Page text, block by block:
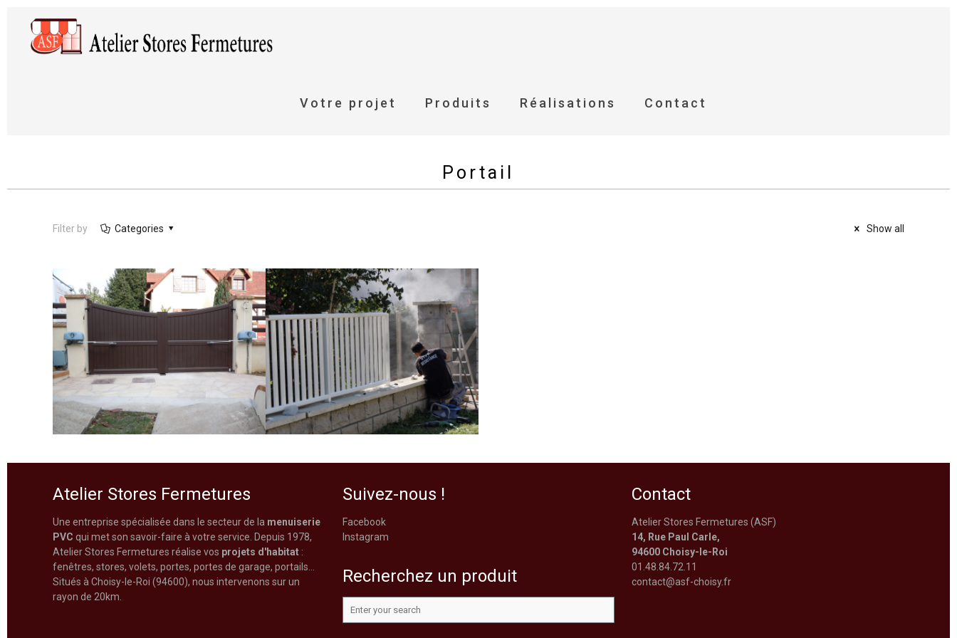
Votre projet Produits Réalisations Contact
Portail
Filter by Categories Show all
Atelier Stores Fermetures
Une entreprise spécialisée dans le secteur de la menuiserie
PVC qui met son savoir-faire à votre service. Depuis 1978,
Atelier Stores Fermetures réalise vos projets d'habitat :
fenêtres, stores, volets, portes, portes de garage, portails...
Situés à Choisy-le-Roi (94600), nous intervenons sur un
rayon de 20km.
Suivez-nous !
Facebook
Instagram
Recherchez un produit
Contact
Atelier Stores Fermetures (ASF)
14, Rue Paul Carle,
94600 Choisy-le-Roi
01.48.84.72.11
contact@asf-choisy.fr